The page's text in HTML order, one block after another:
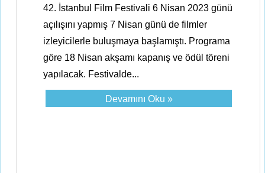
42. İstanbul Film Festivali 6 Nisan 2023 günü
açılışını yapmış 7 Nisan günü de filmler
izleyicilerle buluşmaya başlamıştı. Programa
göre 18 Nisan akşamı kapanış ve ödül töreni
yapılacak. Festivalde...
Devamını Oku »